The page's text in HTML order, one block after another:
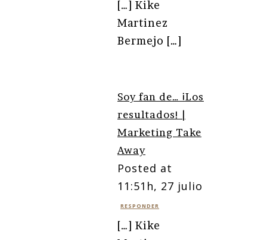
[…] Kike
Martinez
Bermejo […]
Soy fan de… ¡Los
resultados! |
Marketing Take
Away
Posted at
11:51h, 27 julio
RESPONDER
[…] Kike